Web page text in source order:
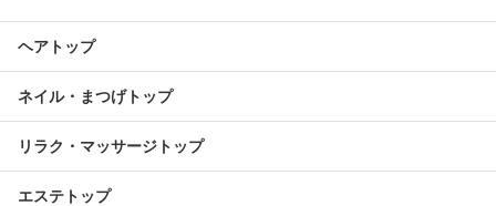
ヘアトップ
ネイル・まつげトップ
リラク・マッサージトップ
エステトップ